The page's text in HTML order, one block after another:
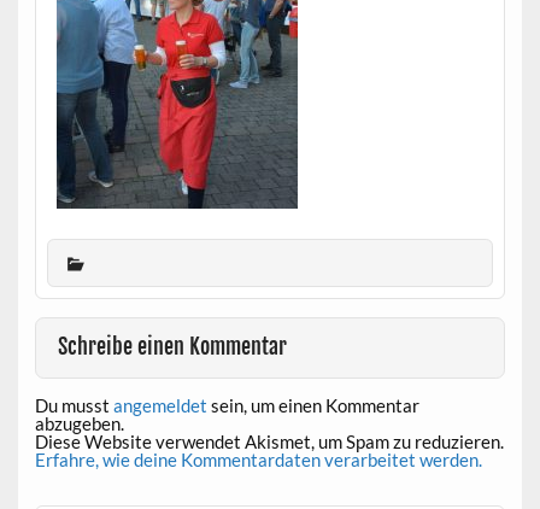
Schreibe einen Kommentar
Du musst angemeldet sein, um einen Kommentar
abzugeben.
Diese Website verwendet Akismet, um Spam zu reduzieren.
Erfahre, wie deine Kommentardaten verarbeitet werden.